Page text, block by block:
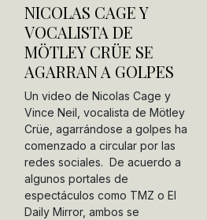
NICOLAS CAGE Y
VOCALISTA DE
MÖTLEY CRÜE SE
AGARRAN A GOLPES
Un video de Nicolas Cage y
Vince Neil, vocalista de Mötley
Crüe, agarrándose a golpes ha
comenzado a circular por las
redes sociales. De acuerdo a
algunos portales de
espectáculos como TMZ o El
Daily Mirror, ambos se